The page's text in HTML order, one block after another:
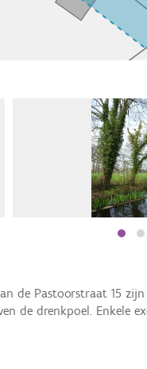
de Pastoorstraat 15 zijn
de drenkpoel. Enkele